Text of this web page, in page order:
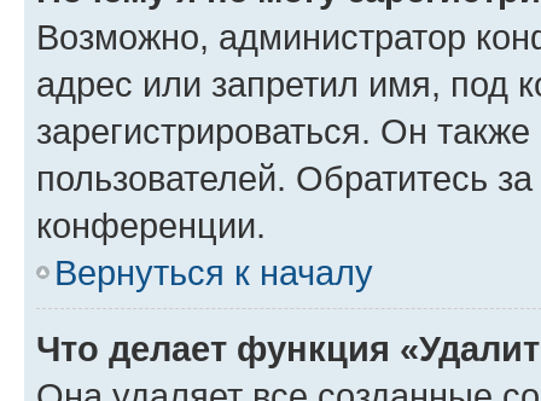
Возможно, администратор
адрес или запретил имя, под
зарегистрироваться. Он
пользователей. Обратитесь
конференции.
Вернуться к началу
Что делает функция